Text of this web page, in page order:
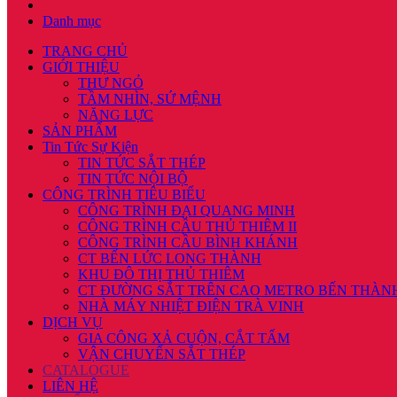
Danh mục
TRANG CHỦ
GIỚI THIỆU
THƯ NGỎ
TẦM NHÌN, SỨ MỆNH
NĂNG LỰC
SẢN PHẨM
Tin Tức Sự Kiện
TIN TỨC SẮT THÉP
TIN TỨC NỘI BỘ
CÔNG TRÌNH TIÊU BIỂU
CÔNG TRÌNH ĐẠI QUANG MINH
CÔNG TRÌNH CẦU THỦ THIÊM II
CÔNG TRÌNH CẦU BÌNH KHÁNH
CT BẾN LỨC LONG THÀNH
KHU ĐÔ THỊ THỦ THIÊM
CT ĐƯỜNG SẮT TRÊN CAO METRO BẾN
NHÀ MÁY NHIỆT ĐIỆN TRÀ VINH
DỊCH VỤ
GIA CÔNG XẢ CUỘN, CẮT TẤM
VẬN CHUYỂN SẮT THÉP
CATALOGUE
LIÊN HỆ